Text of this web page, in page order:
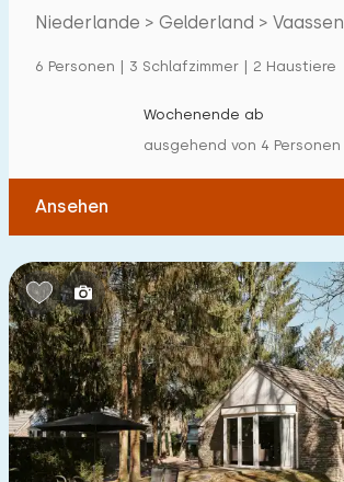
Einfamilienhaus
Ferienbauernhof
Ferienwohnung
Tiny house
Kinderfreundlich
Kindermöbel
Eingezäunter Garten
Spielgeräte im Garten
Niederlande > Gelderland > Vaassen
6 Personen | 3 Schlafzimmer | 2 Haustiere
Wochenende ab
ausgehend von 4 Personen
Ansehen